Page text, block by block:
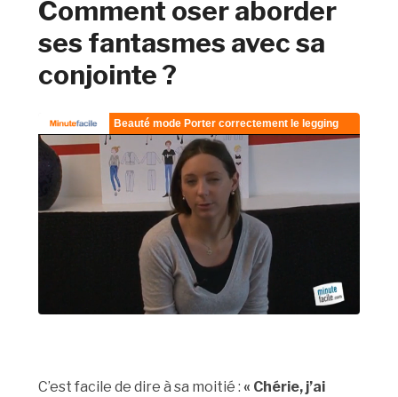
Comment oser aborder
ses fantasmes avec sa
conjointe ?
C’est facile de dire à sa moitié :« Chérie, j’ai